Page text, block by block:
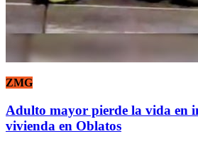
ZMG
Adulto mayor pierde la vida en
vivienda en Oblatos